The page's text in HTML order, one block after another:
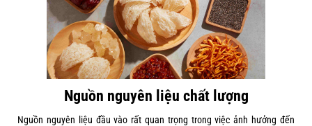
Nguồn nguyên liệu chất lượng
Nguồn nguyên liệu đầu vào rất quan trọng trong việc ảnh hưởng đến